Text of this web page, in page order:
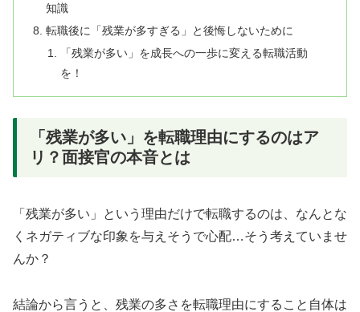
知識
転職後に「残業が多すぎる」と後悔しないために
「残業が多い」を成長への一歩に変える転職活動
を！
「残業が多い」を転職理由にするのはア
リ？面接官の本音とは
「残業が多い」という理由だけで転職するのは、なんとな
くネガティブな印象を与えそうで心配…そう考えていませ
んか？
結論から言うと、残業の多さを転職理由にすること自体は